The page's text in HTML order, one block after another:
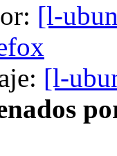
[l-
[l-